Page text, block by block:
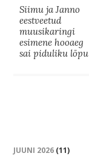
Siimu ja Janno
eestveetud
muusikaringi
esimene hooaeg
sai piduliku lõpu
JUUNI 2026 (11)